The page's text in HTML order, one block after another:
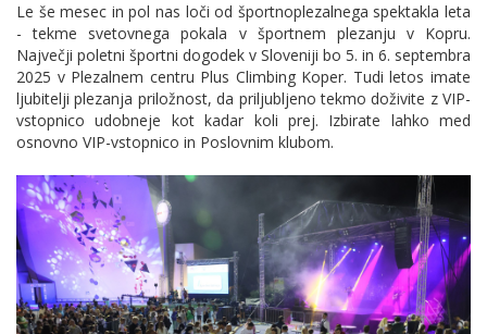
Le še mesec in pol nas loči od športnoplezalnega spektakla leta
- tekme svetovnega pokala v športnem plezanju v Kopru.
Največji poletni športni dogodek v Sloveniji bo 5. in 6. septembra
2025 v Plezalnem centru Plus Climbing Koper. Tudi letos imate
ljubitelji plezanja priložnost, da priljubljeno tekmo doživite z VIP-
vstopnico udobneje kot kadar koli prej. Izbirate lahko med
osnovno VIP-vstopnico in Poslovnim klubom.